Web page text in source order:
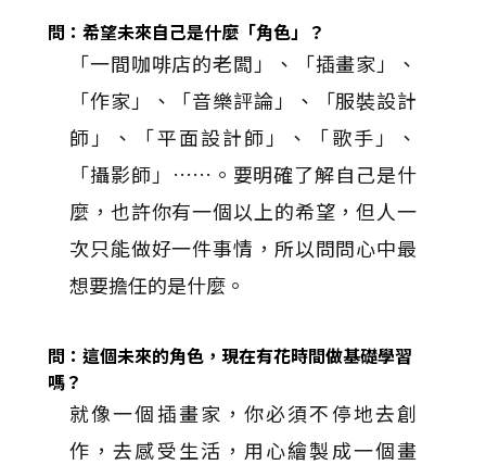
問：希望未來自己是什麼「角色」？
「一間咖啡店的老闆」、「插畫家」、
「作家」、「音樂評論」、「服裝設計
師」、「平面設計師」、「歌手」、
「攝影師」……。要明確了解自己是什
麼，也許你有一個以上的希望，但人一
次只能做好一件事情，所以問問心中最
想要擔任的是什麼。
問：這個未來的角色，現在有花時間做基礎學習
嗎？
就像一個插畫家，你必須不停地去創
作，去感受生活，用心繪製成一個畫